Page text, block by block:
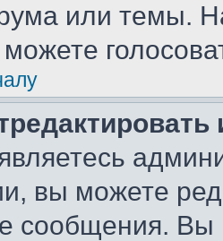
или темы.
вы можете
сообщения. Вы